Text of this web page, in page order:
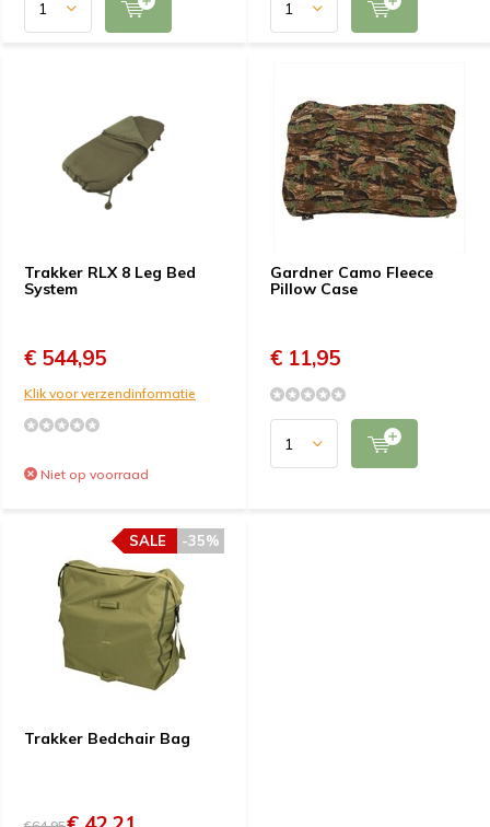
Trakker RLX 8 Leg Bed
System
€ 544,95
Klik voor verzendinformatie
Niet op voorraad
Gardner Camo Fleece
Pillow Case
€ 11,95
Trakker Bedchair Bag
-35%
SALE